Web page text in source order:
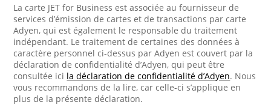
La carte JET for Business est associée au fournisseur de
services d’émission de cartes et de transactions par carte
Adyen, qui est également le responsable du traitement
indépendant. Le traitement de certaines des données à
caractère personnel ci-dessus par Adyen est couvert par la
déclaration de confidentialité d’Adyen, qui peut être
consultée ici la déclaration de confidentialité d’Adyen. Nous
vous recommandons de la lire, car celle-ci s’applique en
plus de la présente déclaration.